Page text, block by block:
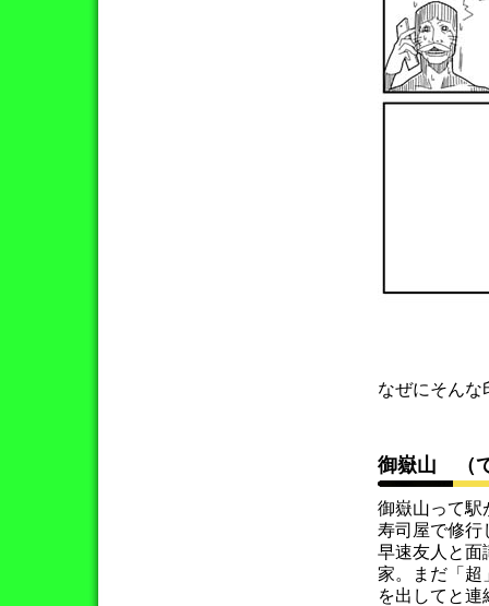
なぜにそんな
御嶽山 （
御嶽山って駅
寿司屋で修行
早速友人と面
家。まだ「超
を出してと連